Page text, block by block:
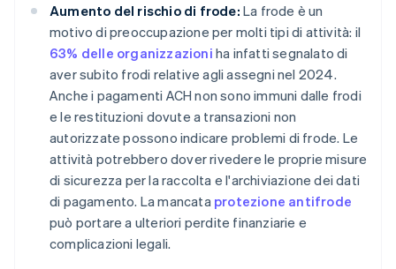
Aumento del rischio di frode: La frode è un
motivo di preoccupazione per molti tipi di attività: il
63% delle organizzazioni ha infatti segnalato di
aver subito frodi relative agli assegni nel 2024.
Anche i pagamenti ACH non sono immuni dalle frodi
e le restituzioni dovute a transazioni non
autorizzate possono indicare problemi di frode. Le
attività potrebbero dover rivedere le proprie misure
di sicurezza per la raccolta e l'archiviazione dei dati
di pagamento. La mancata protezione antifrode
può portare a ulteriori perdite finanziarie e
complicazioni legali.